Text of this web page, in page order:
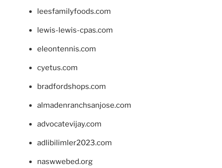
leesfamilyfoods.com
lewis-lewis-cpas.com
eleontennis.com
cyetus.com
bradfordshops.com
almadenranchsanjose.com
advocatevijay.com
adlibilimler2023.com
naswwebed.org